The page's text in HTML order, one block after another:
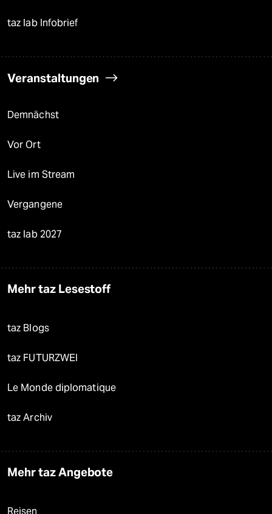
taz lab Infobrief
Veranstaltungen
Demnächst
Vor Ort
Live im Stream
Vergangene
taz lab 2027
Mehr taz Lesestoff
taz Blogs
taz FUTURZWEI
Le Monde diplomatique
taz Archiv
Mehr taz Angebote
Reisen